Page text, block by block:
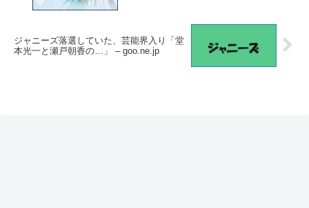
通.com – ファミ通.com
ジャニーズ落選していた、芸能界入り「堂
本光一と瀬戸朝香の…」 – goo.ne.jp